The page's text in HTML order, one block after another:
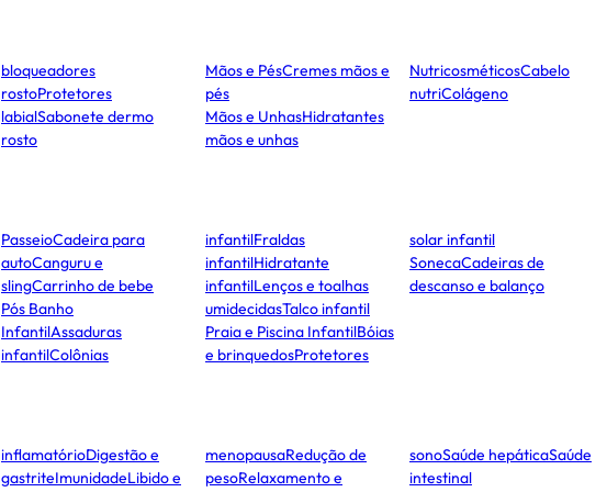
bloqueadores
rostoProtetores
labialSabonete dermo
rosto
Mãos e PésCremes mãos e
pés
Mãos e UnhasHidratantes
mãos e unhas
NutricosméticosCabelo
nutriColágeno
PasseioCadeira para
autoCanguru e
slingCarrinho de bebe
Pós Banho
InfantilAssaduras
infantilColônias
infantilFraldas
infantilHidratante
infantilLenços e toalhas
umidecidasTalco infantil
Praia e Piscina InfantilBóias
e brinquedosProtetores
solar infantil
SonecaCadeiras de
descanso e balanço
inflamatórioDigestão e
gastriteImunidadeLibido e
menopausaRedução de
pesoRelaxamento e
sonoSaúde hepáticaSaúde
intestinal